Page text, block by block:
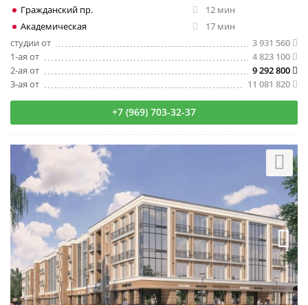
Гражданский пр.
12 мин
Академическая
17 мин
студии от
3 931 560
1-ая от
4 823 100
2-ая от
9 292 800
3-ая от
11 081 820
+7 (969) 703-32-37